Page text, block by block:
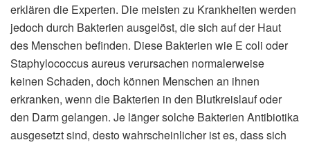
erklären die Experten. Die meisten zu Krankheiten werden
jedoch durch Bakterien ausgelöst, die sich auf der Haut
des Menschen befinden. Diese Bakterien wie E coli oder
Staphylococcus aureus verursachen normalerweise
keinen Schaden, doch können Menschen an ihnen
erkranken, wenn die Bakterien in den Blutkreislauf oder
den Darm gelangen. Je länger solche Bakterien Antibiotika
ausgesetzt sind, desto wahrscheinlicher ist es, dass sich